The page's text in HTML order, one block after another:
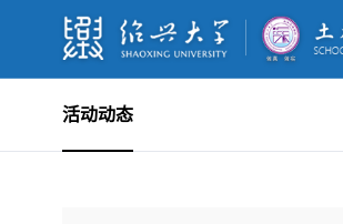
活动动态